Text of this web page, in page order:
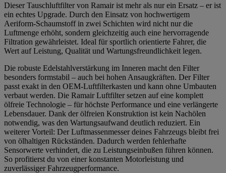
Dieser Tauschluftfilter von Ramair ist mehr als nur ein Ersatz – er ist
ein echtes Upgrade. Durch den Einsatz von hochwertigem
Aeriform-Schaumstoff in zwei Schichten wird nicht nur die
Luftmenge erhöht, sondern gleichzeitig auch eine hervorragende
Filtration gewährleistet. Ideal für sportlich orientierte Fahrer, die
Wert auf Leistung, Qualität und Wartungsfreundlichkeit legen.
Die robuste Edelstahlverstärkung im Inneren macht den Filter
besonders formstabil – auch bei hohen Ansaugkräften. Der Filter
passt exakt in den OEM-Luftfilterkasten und kann ohne Umbauten
verbaut werden. Die Ramair Luftfilter setzen auf eine komplett
ölfreie Technologie – für höchste Performance und eine verlängerte
Lebensdauer. Dank der ölfreien Konstruktion ist kein Nachölen
notwendig, was den Wartungsaufwand deutlich reduziert. Ein
weiterer Vorteil: Der Luftmassenmesser deines Fahrzeugs bleibt frei
von ölhaltigen Rückständen. Dadurch werden fehlerhafte
Sensorwerte verhindert, die zu Leistungseinbußen führen können.
So profitierst du von einer konstanten Motorleistung und
zuverlässiger Fahrzeugperformance.